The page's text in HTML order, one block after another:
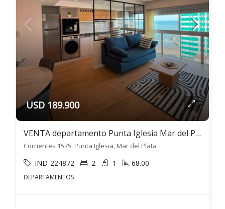
USD 189.900
VENTA departamento Punta Iglesia Mar del Plata 3 ambientes
Corrientes 1575, Punta Iglesia, Mar del Plata
IND-224872 2 1 68.00
DEPARTAMENTOS